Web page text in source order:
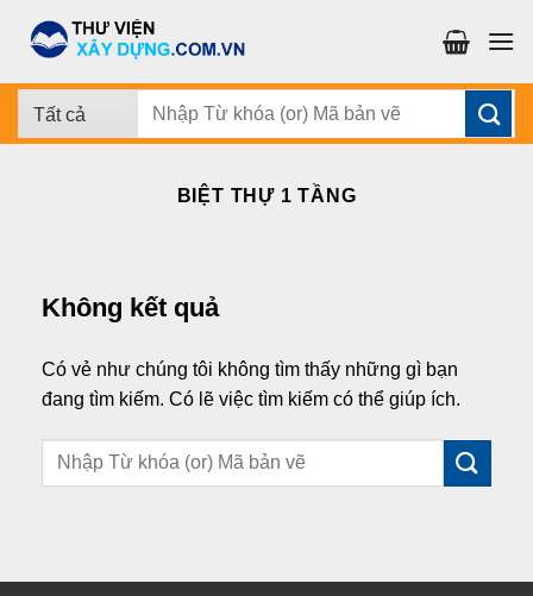
đến
dung
Tìm
BIỆT THỰ 1 TẦNG
Không kết quả
Có vẻ như chúng tôi không tìm thấy những gì bạn
đang tìm kiếm. Có lẽ việc tìm kiếm có thể giúp ích.